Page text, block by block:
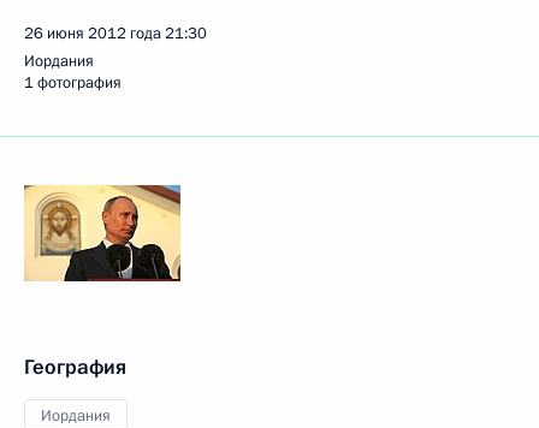
26 июня 2012 года21:30
Иордания
1 фотография
География
Иордания